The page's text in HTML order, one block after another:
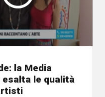
la Media
le qualità